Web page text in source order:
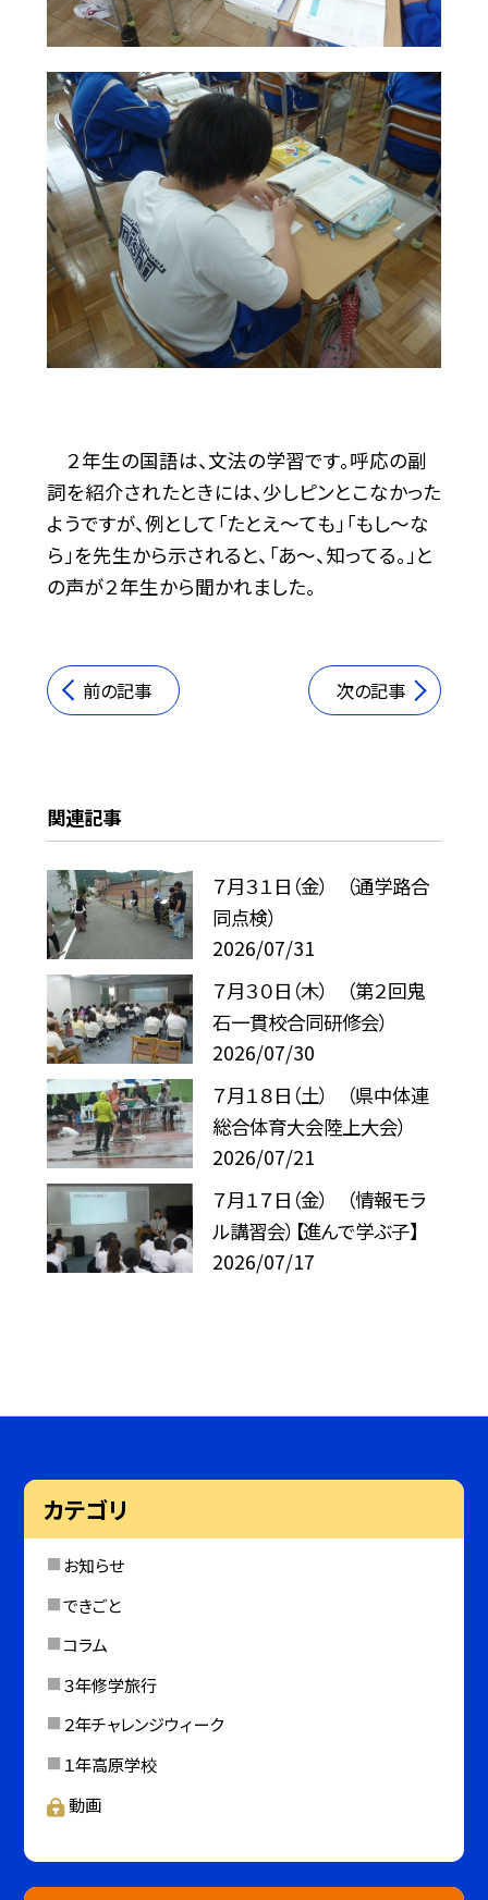
２年生の国語は、文法の学習です。呼応の副
詞を紹介されたときには、少しピンとこなかった
ようですが、例として「たとえ～ても」「もし～な
ら」を先生から示されると、「あ～、知ってる。」と
の声が２年生から聞かれました。
前の記事 次の記事
関連記事
７月３１日（金） （通学路合
同点検）
2026/07/31
７月３０日（木） （第２回鬼
石一貫校合同研修会）
2026/07/30
７月１８日（土） （県中体連
総合体育大会陸上大会）
2026/07/21
７月１７日（金） （情報モラ
ル講習会）【進んで学ぶ子】
2026/07/17
カテゴリ
お知らせ
できごと
コラム
３年修学旅行
２年チャレンジウィーク
１年高原学校
動画